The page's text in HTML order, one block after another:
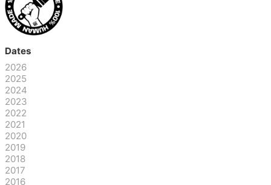
Dates
2026
2025
2024
2023
2022
2021
2020
2019
2018
2017
2016